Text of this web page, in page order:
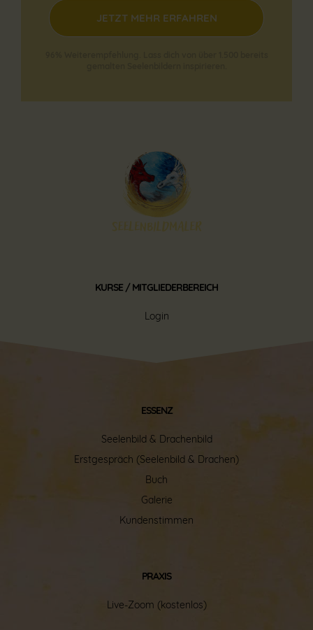
JETZT MEHR ERFAHREN
KURSE / MITGLIEDERBEREICH
Login
ESSENZ
Seelenbild & Drachenbild
Erstgespräch (Seelenbild & Drachen)
Buch
Galerie
Kundenstimmen
PRAXIS
Live-Zoom (kostenlos)